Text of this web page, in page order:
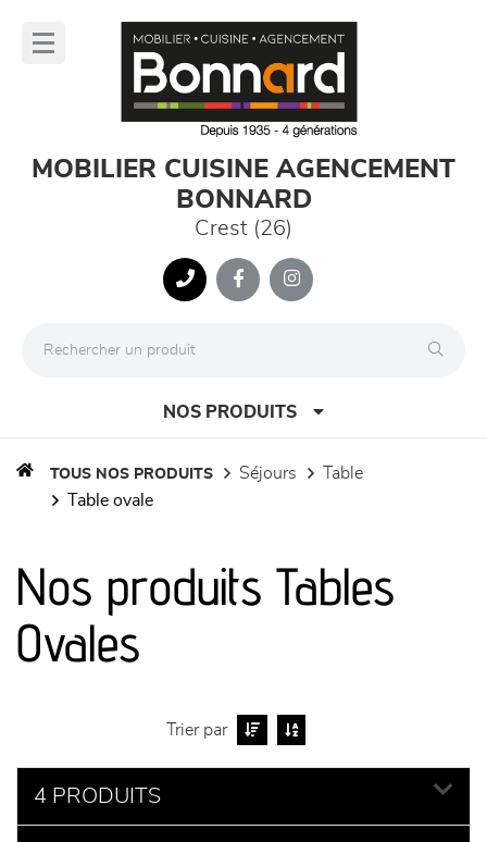
MOBILIER CUISINE AGENCEMENT
BONNARD
Crest (26)
NOS PRODUITS
séjours
meubles de complément
literie
décoration
TOUS NOS PRODUITS séjours
table
table ovale
Nos produits Tables
Ovales
Trier par
4 PRODUITS